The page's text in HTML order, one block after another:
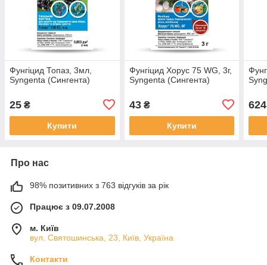
Фунгіцид Топаз, 3мл,
Syngenta (Сингента)
25 ₴
Купити
Фунгіцид Хорус 75 WG, 3г,
Syngenta (Сингента)
43₴
Купити
624
Про нас
98% позитивних з 763 відгуків за рік
Працює з 09.07.2008
м. Київ
вул. Святошинська, 23, Київ, Україна
Контакти